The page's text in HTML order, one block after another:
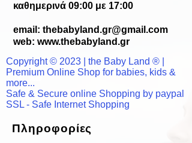
καθημερινά 09:00 με 17:00
email: thebabyland.gr@gmail.com
web: www.thebabyland.gr
Copyright © 2023 | the Baby Land ® |
Premium Online Shop for babies, kids &
more...
Safe & Secure online Shopping by paypal
SSL - Safe Internet Shopping
Πληροφορίες